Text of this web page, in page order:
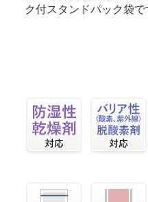
ク付スタンドパック袋で